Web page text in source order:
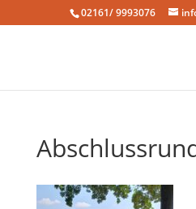
02161/ 9993076